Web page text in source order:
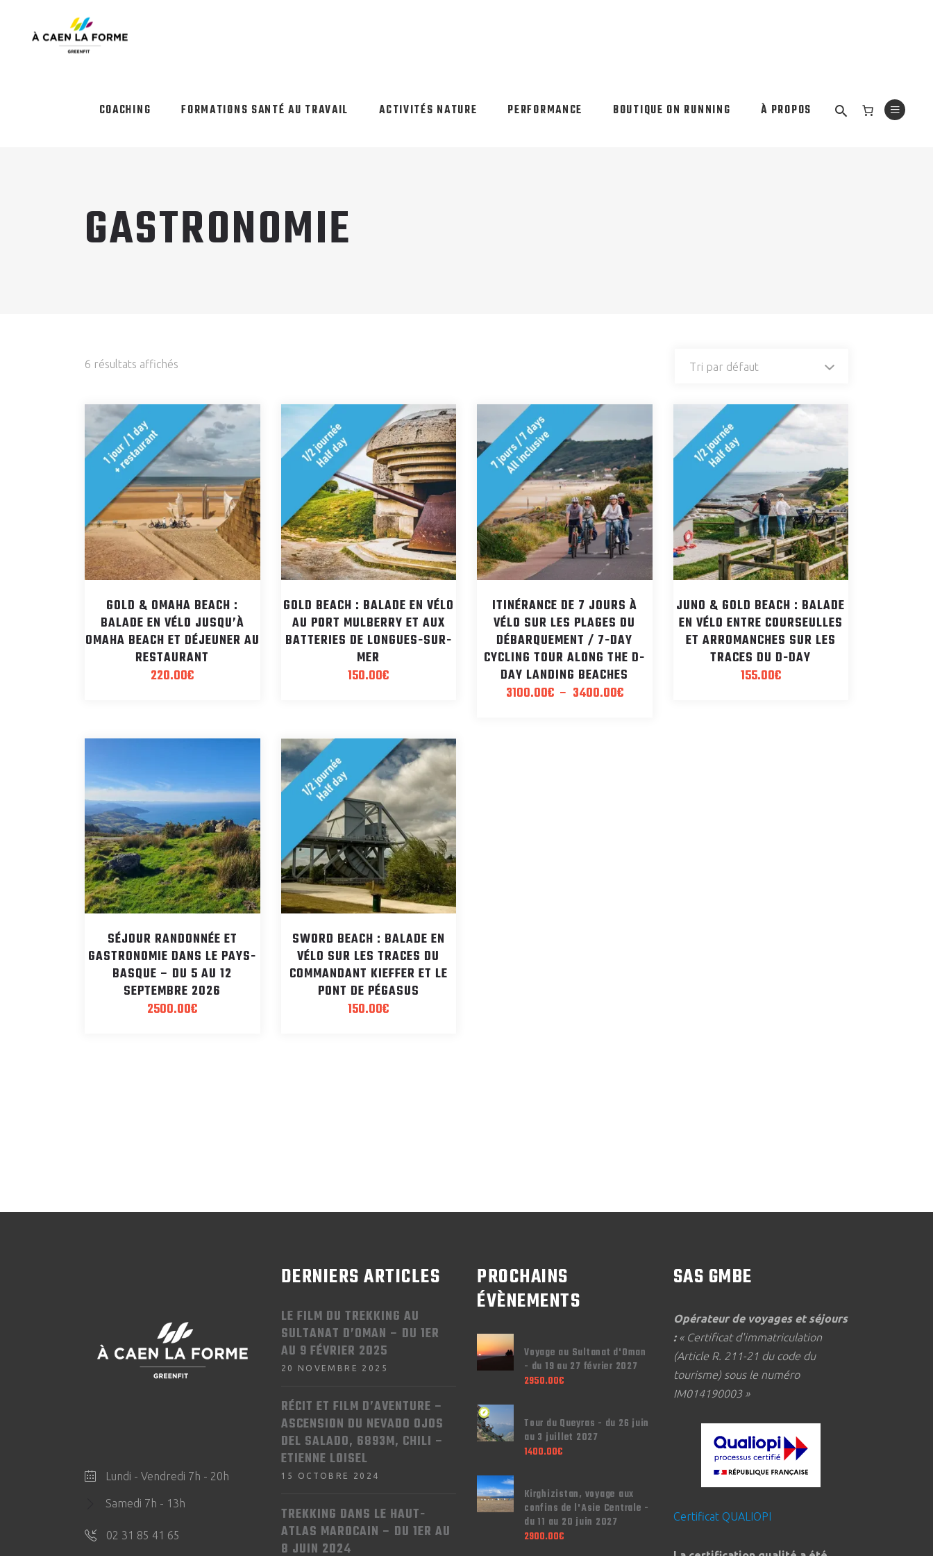
COACHING FORMATIONS SANTÉ AU TRAVAIL ACTIVITÉS NATURE PERFORMANCE BOUTIQUE ON RUNNING À PROPOS
GASTRONOMIE
6 résultats affichés Tri par défaut
GOLD & OMAHA BEACH :
BALADE EN VÉLO JUSQU’À
OMAHA BEACH ET DÉJEUNER AU
RESTAURANT
220.00€
GOLD BEACH : BALADE EN VÉLO
AU PORT MULBERRY ET AUX
BATTERIES DE LONGUES-SUR-
MER
150.00€
ITINÉRANCE DE 7 JOURS À
VÉLO SUR LES PLAGES DU
DÉBARQUEMENT / 7-DAY
CYCLING TOUR ALONG THE D-
DAY LANDING BEACHES
3100.00€ – 3400.00€Plage
JUNO & GOLD BEACH : BALADE
EN VÉLO ENTRE COURSEULLES
ET ARROMANCHES SUR LES
TRACES DU D-DAY
155.00€
SÉJOUR RANDONNÉE ET
GASTRONOMIE DANS LE PAYS-
BASQUE – DU 5 AU 12
SEPTEMBRE 2026
2500.00€
SWORD BEACH : BALADE EN
VÉLO SUR LES TRACES DU
COMMANDANT KIEFFER ET LE
PONT DE PÉGASUS
150.00€
Lundi - Vendredi 7h - 20h
Samedi 7h - 13h
02 31 85 41 65
DERNIERS ARTICLES
LE FILM DU TREKKING AU
SULTANAT D’OMAN – DU 1ER
AU 9 FÉVRIER 2025
20 NOVEMBRE 2025
RÉCIT ET FILM D’AVENTURE –
ASCENSION DU NEVADO OJOS
DEL SALADO, 6893M, CHILI –
ETIENNE LOISEL
15 OCTOBRE 2024
TREKKING DANS LE HAUT-
ATLAS MAROCAIN – DU 1ER AU
8 JUIN 2024
PROCHAINS
ÉVÈNEMENTS
Voyage au Sultanat d'Oman
- du 19 au 27 février 2027
2950.00€
Tour du Queyras - du 26 juin
au 3 juillet 2027
1400.00€
Kirghizistan, voyage aux
confins de l'Asie Centrale -
du 11 au 20 juin 2027
2900.00€
SAS GMBE
Opérateur de voyages et séjours
: « Certificat d'immatriculation
(Article R. 211-21 du code du
tourisme) sous le numéro
IM014190003 »
Certificat QUALIOPI